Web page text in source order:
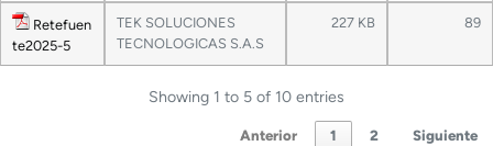
Retefuen
te2025-5
TEK SOLUCIONES
TECNOLOGICAS S.A.S
227 KB 89
Showing 1 to 5 of 10 entries
Anterior 1 2 Siguiente